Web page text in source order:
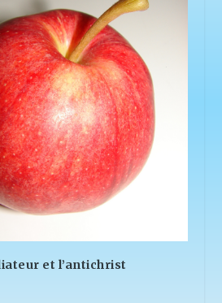
et l’antichrist